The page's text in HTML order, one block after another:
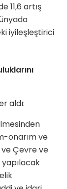
11,6 artış
iyileşleştirici
aldı:
onarım ve
Çevre ve
yapılacak